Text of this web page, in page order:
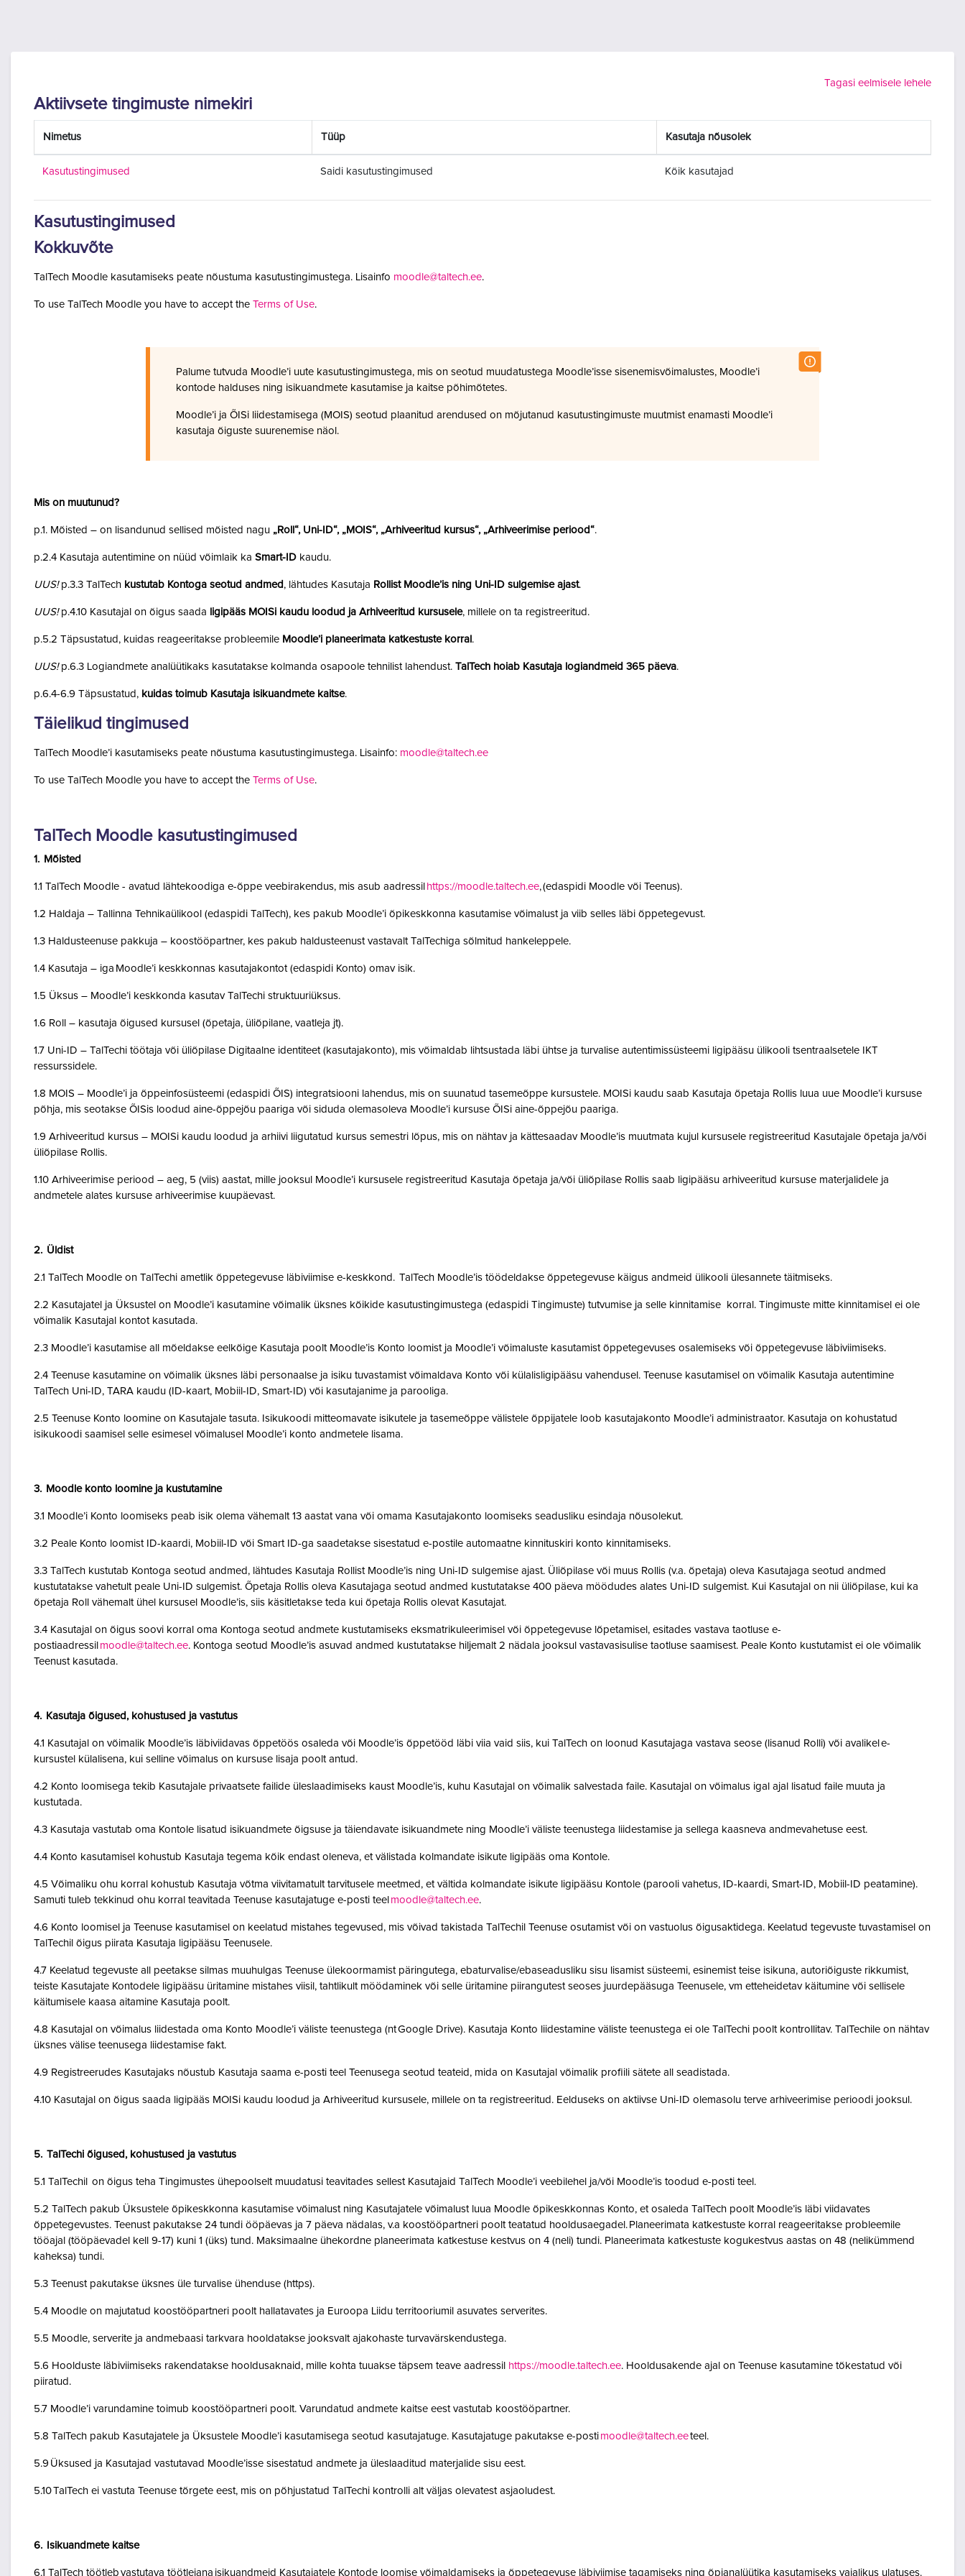
Tagasi eelmisele lehele
Aktiivsete tingimuste nimekiri
Nimetus Tüüp Kasutaja nõusolek
Kasutustingimused Saidi kasutustingimused Kõik kasutajad
Kasutustingimused
Kokkuvõte
TalTech Moodle kasutamiseks peate nõustuma kasutustingimustega. Lisainfo moodle@taltech.ee.
To use TalTech Moodle you have to accept the Terms of Use.
Palume tutvuda Moodle’i uute kasutustingimustega, mis on seotud muudatustega Moodle’isse sisenemisvõimalustes, Moodle’i
kontode halduses ning isikuandmete kasutamise ja kaitse põhimõtetes.
Moodle’i ja ÕISi liidestamisega (MOIS) seotud plaanitud arendused on mõjutanud kasutustingimuste muutmist enamasti Moodle’i
kasutaja õiguste suurenemise näol.
Mis on muutunud?
p.1. Mõisted – on lisandunud sellised mõisted nagu „Roll“, Uni-ID“, „MOIS“, „Arhiveeritud kursus“, „Arhiveerimise periood“.
p.2.4 Kasutaja autentimine on nüüd võimlaik ka Smart-ID kaudu.
UUS!p.3.3 TalTech kustutab Kontoga seotud andmed , lähtudes Kasutaja Rollist Moodle’is ning Uni-ID sulgemise ajast.
UUS!p.4.10 Kasutajal on õigus saada ligipääs MOISi kaudu loodud ja Arhiveeritud kursusele, millele on ta registreeritud.
p.5.2 Täpsustatud, kuidas reageeritakse probleemile Moodle’i planeerimata katkestuste korral .
UUS!p.6.3 Logiandmete analüütikaks kasutatakse kolmanda osapoole tehnilist lahendust. TalTech hoiab Kasutaja logiandmeid 365 päeva.
p.6.4-6.9 Täpsustatud, kuidas toimub Kasutaja isikuandmete kaitse.
Täielikud tingimused
TalTech Moodle’i kasutamiseks peate nõustuma kasutustingimustega. Lisainfo: moodle@taltech.ee
To use TalTech Moodle you have to accept the Terms of Use.
TalTech Moodle kasutustingimused
1. Mõisted
1.1 TalTech Moodle - avatud lähtekoodiga e-õppe veebirakendus, mis asub aadressil https://moodle.taltech.ee, (edaspidi Moodle või Teenus).
1.2 Haldaja – Tallinna Tehnikaülikool (edaspidi TalTech), kes pakub Moodle’i õpikeskkonna kasutamise võimalust ja viib selles läbi õppetegevust.
1.3 Haldusteenuse pakkuja – koostööpartner, kes pakub haldusteenust vastavalt TalTechiga sõlmitud hankeleppele.
1.4 Kasutaja – iga Moodle’i keskkonnas kasutajakontot (edaspidi Konto) omav isik.
1.5 Üksus – Moodle’i keskkonda kasutav TalTechi struktuuriüksus.
1.6 Roll – kasutaja õigused kursusel (õpetaja, üliõpilane, vaatleja jt).
1.7 Uni-ID – TalTechi töötaja või üliõpilase Digitaalne identiteet (kasutajakonto), mis võimaldab lihtsustada läbi ühtse ja turvalise autentimissüsteemi ligipääsu ülikooli tsentraalsetele IKT
ressurssidele.
1.8 MOIS – Moodle’i ja õppeinfosüsteemi (edaspidi ÕIS) integratsiooni lahendus, mis on suunatud tasemeõppe kursustele. MOISi kaudu saab Kasutaja õpetaja Rollis luua uue Moodle’i kursuse
põhja, mis seotakse ÕISis loodud aine-õppejõu paariga või siduda olemasoleva Moodle’i kursuse ÕISi aine-õppejõu paariga.
1.9 Arhiveeritud kursus – MOISi kaudu loodud ja arhiivi liigutatud kursus semestri lõpus, mis on nähtav ja kättesaadav Moodle’is muutmata kujul kursusele registreeritud Kasutajale õpetaja ja/või
üliõpilase Rollis.
1.10 Arhiveerimise periood – aeg, 5 (viis) aastat, mille jooksul Moodle’i kursusele registreeritud Kasutaja õpetaja ja/või üliõpilase Rollis saab ligipääsu arhiveeritud kursuse materjalidele ja
andmetele alates kursuse arhiveerimise kuupäevast.
2. Üldist
2.1 TalTech Moodle on TalTechi ametlik õppetegevuse läbiviimise e-keskkond. TalTech Moodle’is töödeldakse õppetegevuse käigus andmeid ülikooli ülesannete täitmiseks.
2.2 Kasutajatel ja Üksustel on Moodle’i kasutamine võimalik üksnes kõikide kasutustingimustega (edaspidi Tingimuste) tutvumise ja selle kinnitamise korral. Tingimuste mitte kinnitamisel ei ole
võimalik Kasutajal kontot kasutada.
2.3 Moodle’i kasutamise all mõeldakse eelkõige Kasutaja poolt Moodle’is Konto loomist ja Moodle’i võimaluste kasutamist õppetegevuses osalemiseks või õppetegevuse läbiviimiseks.
2.4 Teenuse kasutamine on võimalik üksnes läbi personaalse ja isiku tuvastamist võimaldava Konto või külalisligipääsu vahendusel. Teenuse kasutamisel on võimalik Kasutaja autentimine
TalTech Uni-ID, TARA kaudu (ID-kaart, Mobiil-ID, Smart-ID) või kasutajanime ja parooliga.
2.5 Teenuse Konto loomine on Kasutajale tasuta. Isikukoodi mitteomavate isikutele ja tasemeõppe välistele õppijatele loob kasutajakonto Moodle’i administraator. Kasutaja on kohustatud
isikukoodi saamisel selle esimesel võimalusel Moodle’i konto andmetele lisama.
3. Moodle konto loomine ja kustutamine
3.1 Moodle’i Konto loomiseks peab isik olema vähemalt 13 aastat vana või omama Kasutajakonto loomiseks seadusliku esindaja nõusolekut.
3.2 Peale Konto loomist ID-kaardi, Mobiil-ID või Smart ID-ga saadetakse sisestatud e-postile automaatne kinnituskiri konto kinnitamiseks.
3.3 TalTech kustutab Kontoga seotud andmed, lähtudes Kasutaja Rollist Moodle’is ning Uni-ID sulgemise ajast. Üliõpilase või muus Rollis (v.a. õpetaja) oleva Kasutajaga seotud andmed
kustutatakse vahetult peale Uni-ID sulgemist. Õpetaja Rollis oleva Kasutajaga seotud andmed kustutatakse 400 päeva möödudes alates Uni-ID sulgemist. Kui Kasutajal on nii üliõpilase, kui ka
õpetaja Roll vähemalt ühel kursusel Moodle’is, siis käsitletakse teda kui õpetaja Rollis olevat Kasutajat.
3.4 Kasutajal on õigus soovi korral oma Kontoga seotud andmete kustutamiseks eksmatrikuleerimisel või õppetegevuse lõpetamisel, esitades vastava taotluse e-
postiaadressil moodle@taltech.ee. Kontoga seotud Moodle’is asuvad andmed kustutatakse hiljemalt 2 nädala jooksul vastavasisulise taotluse saamisest. Peale Konto kustutamist ei ole võimalik
Teenust kasutada.
4. Kasutaja õigused, kohustused ja vastutus
4.1 Kasutajal on võimalik Moodle’is läbiviidavas õppetöös osaleda või Moodle’is õppetööd läbi viia vaid siis, kui TalTech on loonud Kasutajaga vastava seose (lisanud Rolli) või avalikel e-
kursustel külalisena, kui selline võimalus on kursuse lisaja poolt antud.
4.2 Konto loomisega tekib Kasutajale privaatsete failide üleslaadimiseks kaust Moodle’is, kuhu Kasutajal on võimalik salvestada faile. Kasutajal on võimalus igal ajal lisatud faile muuta ja
kustutada.
4.3 Kasutaja vastutab oma Kontole lisatud isikuandmete õigsuse ja täiendavate isikuandmete ning Moodle’i väliste teenustega liidestamise ja sellega kaasneva andmevahetuse eest.
4.4 Konto kasutamisel kohustub Kasutaja tegema kõik endast oleneva, et välistada kolmandate isikute ligipääs oma Kontole.
4.5 Võimaliku ohu korral kohustub Kasutaja võtma viivitamatult tarvitusele meetmed, et vältida kolmandate isikute ligipääsu Kontole (parooli vahetus, ID-kaardi, Smart-ID, Mobiil-ID peatamine).
Samuti tuleb tekkinud ohu korral teavitada Teenuse kasutajatuge e-posti teel moodle@taltech.ee.
4.6 Konto loomisel ja Teenuse kasutamisel on keelatud mistahes tegevused, mis võivad takistada TalTechil Teenuse osutamist või on vastuolus õigusaktidega. Keelatud tegevuste tuvastamisel on
TalTechil õigus piirata Kasutaja ligipääsu Teenusele.
4.7 Keelatud tegevuste all peetakse silmas muuhulgas Teenuse ülekoormamist päringutega, ebaturvalise/ebaseadusliku sisu lisamist süsteemi, esinemist teise isikuna, autoriõiguste rikkumist,
teiste Kasutajate Kontodele ligipääsu üritamine mistahes viisil, tahtlikult möödaminek või selle üritamine piirangutest seoses juurdepääsuga Teenusele, vm etteheidetav käitumine või sellisele
käitumisele kaasa aitamine Kasutaja poolt.
4.8 Kasutajal on võimalus liidestada oma Konto Moodle’i väliste teenustega (nt Google Drive). Kasutaja Konto liidestamine väliste teenustega ei ole TalTechi poolt kontrollitav. TalTechile on nähtav
üksnes välise teenusega liidestamise fakt.
4.9 Registreerudes Kasutajaks nõustub Kasutaja saama e-posti teel Teenusega seotud teateid, mida on Kasutajal võimalik profiili sätete all seadistada.
4.10 Kasutajal on õigus saada ligipääs MOISi kaudu loodud ja Arhiveeritud kursusele, millele on ta registreeritud. Eelduseks on aktiivse Uni-ID olemasolu terve arhiveerimise perioodi jooksul.
5. TalTechi õigused, kohustused ja vastutus
5.1 TalTechil on õigus teha Tingimustes ühepoolselt muudatusi teavitades sellest Kasutajaid TalTech Moodle’i veebilehel ja/või Moodle’is toodud e-posti teel.
5.2 TalTech pakub Üksustele õpikeskkonna kasutamise võimalust ning Kasutajatele võimalust luua Moodle õpikeskkonnas Konto, et osaleda TalTech poolt Moodle’is läbi viidavates
õppetegevustes. Teenust pakutakse 24 tundi ööpäevas ja 7 päeva nädalas, v.a koostööpartneri poolt teatatud hooldusaegadel. Planeerimata katkestuste korral reageeritakse probleemile
tööajal (tööpäevadel kell 9-17) kuni 1 (üks) tund. Maksimaalne ühekordne planeerimata katkestuse kestvus on 4 (neli) tundi. Planeerimata katkestuste kogukestvus aastas on 48 (nelikümmend
kaheksa) tundi.
5.3 Teenust pakutakse üksnes üle turvalise ühenduse (https).
5.4 Moodle on majutatud koostööpartneri poolt hallatavates ja Euroopa Liidu territooriumil asuvates serverites.
5.5 Moodle, serverite ja andmebaasi tarkvara hooldatakse jooksvalt ajakohaste turvavärskendustega.
5.6 Hoolduste läbiviimiseks rakendatakse hooldusaknaid, mille kohta tuuakse täpsem teave aadressil https://moodle.taltech.ee. Hooldusakende ajal on Teenuse kasutamine tõkestatud või
piiratud.
5.7 Moodle’i varundamine toimub koostööpartneri poolt. Varundatud andmete kaitse eest vastutab koostööpartner.
5.8 TalTech pakub Kasutajatele ja Üksustele Moodle’i kasutamisega seotud kasutajatuge. Kasutajatuge pakutakse e-posti moodle@taltech.eeteel.
5.9 Üksused ja Kasutajad vastutavad Moodle’isse sisestatud andmete ja üleslaaditud materjalide sisu eest.
5.10 TalTech ei vastuta Teenuse tõrgete eest, mis on põhjustatud TalTechi kontrolli alt väljas olevatest asjaoludest.
6. Isikuandmete kaitse
6.1 TalTech töötleb vastutava töötlejana isikuandmeid Kasutajatele Kontode loomise võimaldamiseks ja õppetegevuse läbiviimise tagamiseks ning õpianalüütika kasutamiseks vajalikus ulatuses.